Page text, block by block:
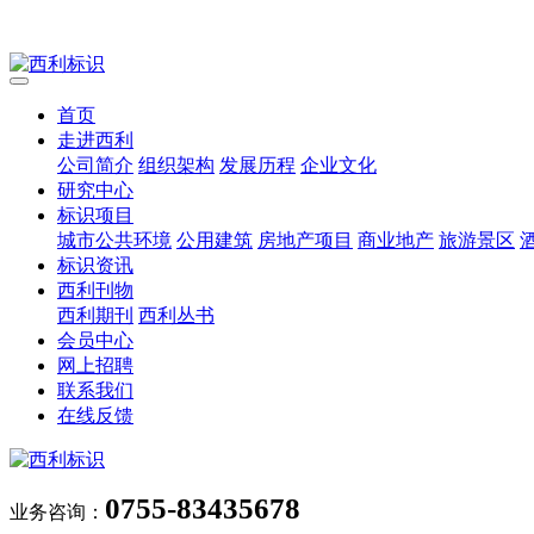
首页
走进西利
公司简介 组织架构 发展历程 企业文化
研究中心
标识项目
城市公共环境 公用建筑 房地产项目 商业地产 旅游景区
标识资讯
西利刊物
西利期刊 西利丛书
会员中心
网上招聘
联系我们
在线反馈
业务咨询： 0755-83435678